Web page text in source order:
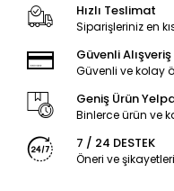
Hızlı Teslimat
Siparişleriniz en
Güvenli Alışveriş
Güvenli ve kolay
Geniş Ürün
Binlerce ürün ve
7 / 24 DESTEK
Öneri ve